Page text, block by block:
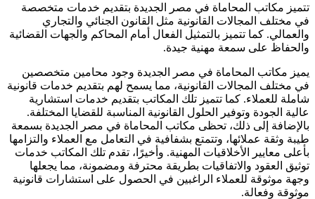
تتميز مكاتب المحاماة في مصر الجديدة بتقديم خدمات متخصصة
في مختلف المجالات القانونية مثل القانون الجنائي والتجاري
والعمالي. كما تتميز بالتمثيل الفعال أمام المحاكم والجهات القضائية
والحفاظ على سمعة مهنية جيدة.
يميز مكاتب المحاماة في مصر الجديدة وجود محامين متخصصين
في مختلف المجالات القانونية، مما يسمح لهم بتقديم خدمات قانونية
شاملة للعملاء. كما تتميز تلك المكاتب بتقديم خدمات استشارية
عالية الجودة وتوفير الحلول القانونية المناسبة للقضايا المختلفة.
بالإضافة إلى ذلك، تحظى مكاتب المحاماة في مصر الجديدة بسمعة
طيبة وثقة عملائها، وتتمتع بشفافية في التعامل مع العملاء والتزامها
بأعلى معايير الأخلاقيات المهنية. وأخيرًا، تقدم تلك المكاتب خدمات
توثيق العقود والاتفاقيات بطريقة محترفة ومضمونة، مما يجعلها
وجهة موثوقة للعملاء الراغبين في الحصول على استشارات قانونية
موثوقة وفعالة.